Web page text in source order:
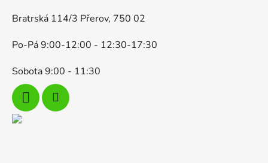
Bratrská 114/3 Přerov, 750 02
Po-Pá 9:00-12:00 - 12:30-17:30
Sobota 9:00 - 11:30